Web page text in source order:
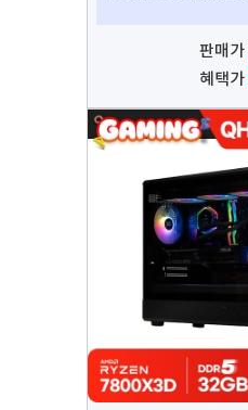
판매가
혜택가